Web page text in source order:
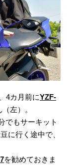
4カ月前にYZF-
左）。
でもサーキット
に行く途中で、
を勧めておきま